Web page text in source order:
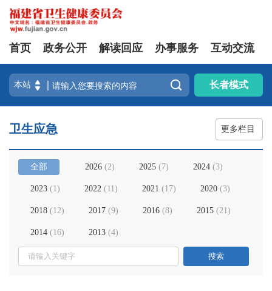
首页 政务公开 解读回应 办事服务 互动交流
 长者模式
卫生应急 更多栏目
全部 2026 (2) 2025 (7) 2024 (3)
2023 (1) 2022 (11) 2021 (17) 2020 (3)
2018 (12) 2017 (9) 2016 (8) 2015 (21)
2014 (16) 2013 (4)